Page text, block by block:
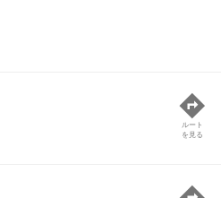
ルート
を見る